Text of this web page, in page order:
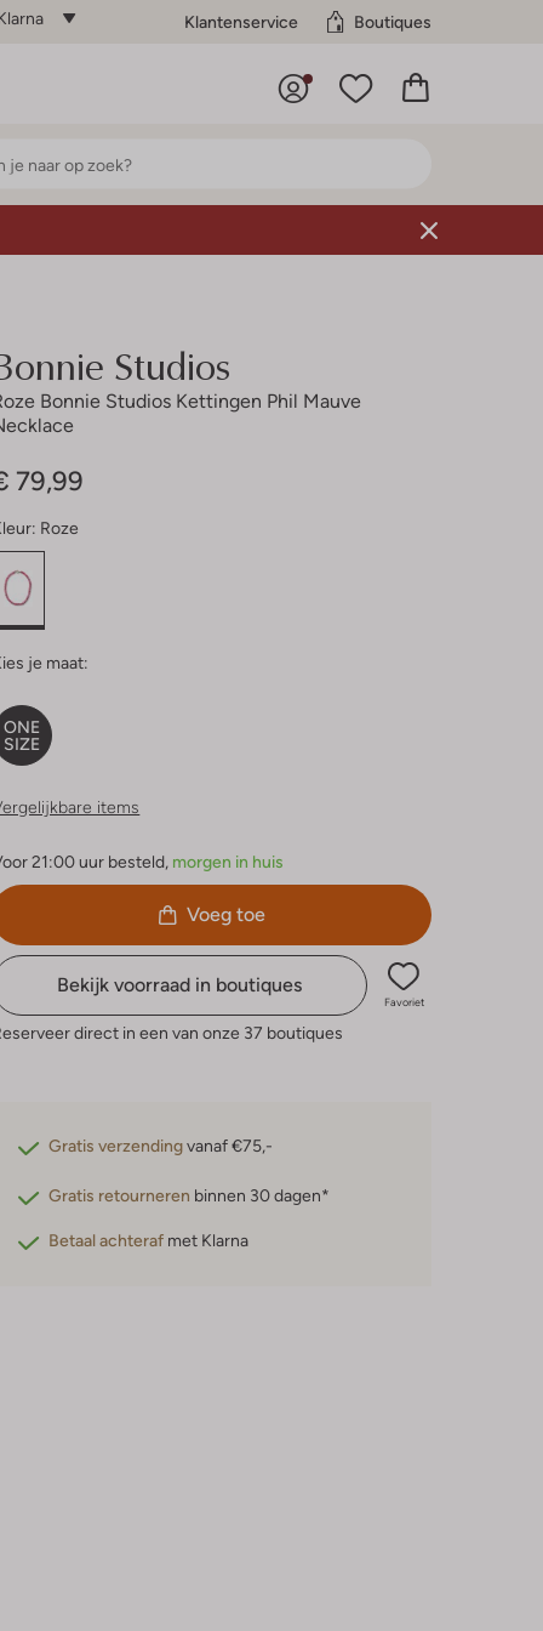
Klantenservice Boutiques
Studios
Bonnie Studios Kettingen Phil Mauve
79,99
Roze
je maat:
ONE
SIZE
items
21:00 uur besteld, morgen in huis
Voeg toe
Bekijk voorraad in boutiques
Favoriet
direct in een van onze 37 boutiques
Gratis verzendingvanaf €75,-
Gratis retourneren binnen 30 dagen*
Betaal achteraf met Klarna